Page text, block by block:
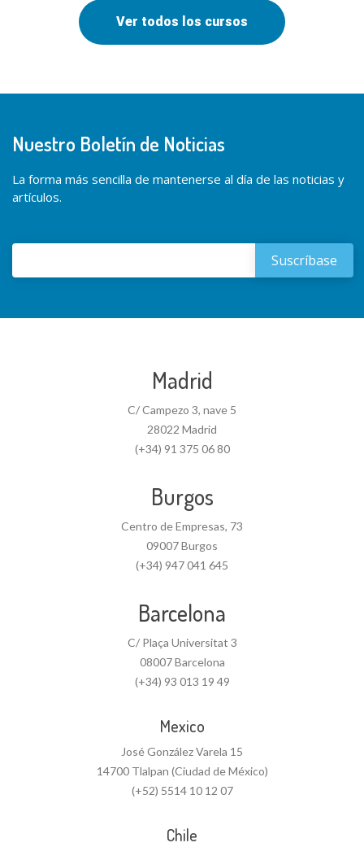
Ver todos los cursos
Nuestro Boletín de Noticias
La forma más sencilla de mantenerse al día de las noticias y
artículos.
Madrid
C/ Campezo 3, nave 5
28022 Madrid
(+34) 91 375 06 80
Burgos
Centro de Empresas, 73
09007 Burgos
(+34) 947 041 645
Barcelona
C/ Plaça Universitat 3
08007 Barcelona
(+34) 93 013 19 49
Mexico
José González Varela 15
14700 Tlalpan (Ciudad de México)
(+52) 5514 10 12 07
Chile